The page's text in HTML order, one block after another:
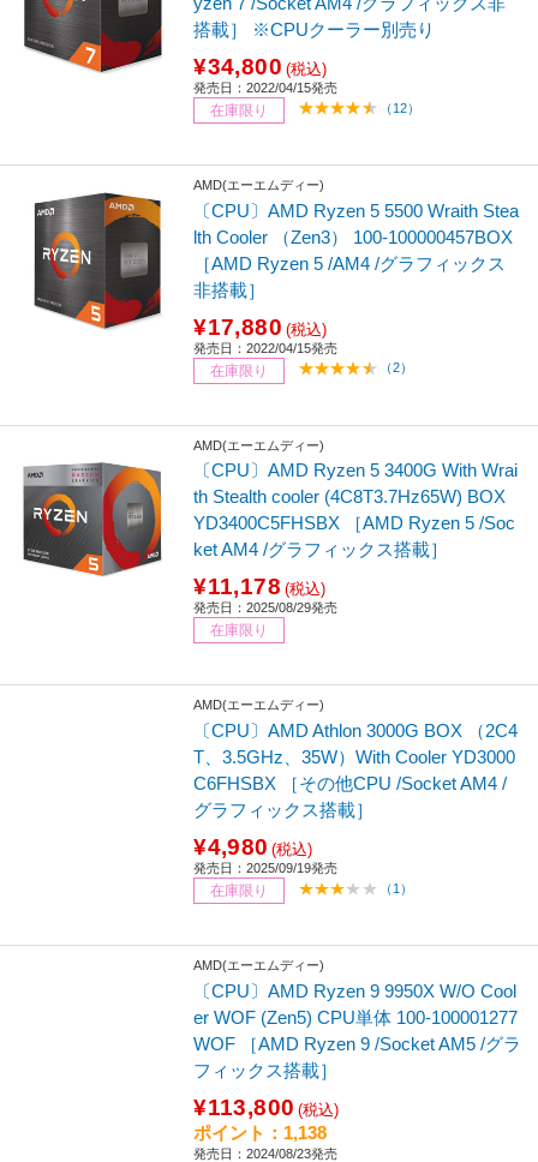
搭載］ ※CPUクーラー別売り
¥34,800 (税込)
発売日：2022/04/15発売
在庫限り （12）
AMD(エーエムディー)
〔CPU〕AMD Ryzen 5 5500 Wraith Stea
lth Cooler （Zen3） 100-100000457BOX
［AMD Ryzen 5 /AM4 /グラフィックス
非搭載］
¥17,880 (税込)
発売日：2022/04/15発売
在庫限り （2）
AMD(エーエムディー)
〔CPU〕AMD Ryzen 5 3400G With Wrai
th Stealth cooler (4C8T3.7Hz65W) BOX
YD3400C5FHSBX ［AMD Ryzen 5 /Soc
ket AM4 /グラフィックス搭載］
¥11,178 (税込)
発売日：2025/08/29発売
在庫限り
AMD(エーエムディー)
〔CPU〕AMD Athlon 3000G BOX （2C4
T、3.5GHz、35W）With Cooler YD3000
C6FHSBX ［その他CPU /Socket AM4 /
グラフィックス搭載］
¥4,980 (税込)
発売日：2025/09/19発売
在庫限り （1）
AMD(エーエムディー)
〔CPU〕AMD Ryzen 9 9950X W/O Cool
er WOF (Zen5) CPU単体 100-100001277
WOF ［AMD Ryzen 9 /Socket AM5 /グラ
フィックス搭載］
¥113,800 (税込)
ポイント：1,138
発売日：2024/08/23発売